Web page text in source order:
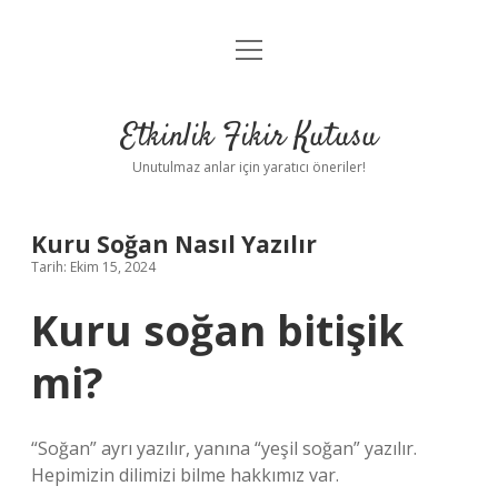
Anasayfa
Yasal Uyarı
menüyü
Etkinlik Fikir Kutusu
Unutulmaz anlar için yaratıcı öneriler!
Kuru Soğan Nasıl Yazılır
Tarih: Ekim 15, 2024
Kuru soğan bitişik
mi?
“Soğan” ayrı yazılır, yanına “yeşil soğan” yazılır.
Hepimizin dilimizi bilme hakkımız var.